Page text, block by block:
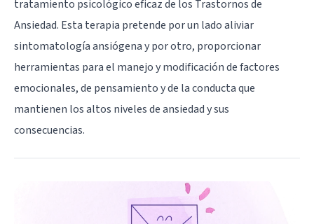
tratamiento psicológico eficaz de los Trastornos de
Ansiedad. Esta terapia pretende por un lado aliviar
sintomatología ansiógena y por otro, proporcionar
herramientas para el manejo y modificación de factores
emocionales, de pensamiento y de la conducta que
mantienen los altos niveles de ansiedad y sus
consecuencias.